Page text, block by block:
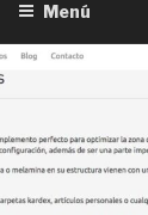
Menú